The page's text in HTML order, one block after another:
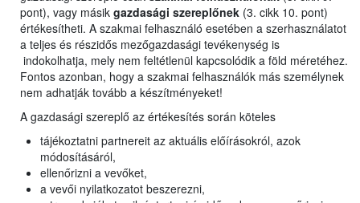
pont), vagy másik gazdasági szereplőnek (3. cikk 10. pont)
értékesítheti. A szakmai felhasználó esetében a szerhasználatot
a teljes és részidős mezőgazdasági tevékenység is
indokolhatja, mely nem feltétlenül kapcsolódik a föld méretéhez.
Fontos azonban, hogy a szakmai felhasználók más személynek
nem adhatják tovább a készítményeket!
A gazdasági szereplő az értékesítés során köteles
tájékoztatni partnereit az aktuális előírásokról, azok
módosításáról,
ellenőrizni a vevőket,
a vevői nyilatkozatot beszerezni,